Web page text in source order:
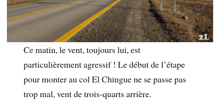
Ce matin, le vent, toujours lui, est
particulièrement agressif ! Le début de l’étape
pour monter au col El Chingue ne se passe pas
trop mal, vent de trois-quarts arrière.